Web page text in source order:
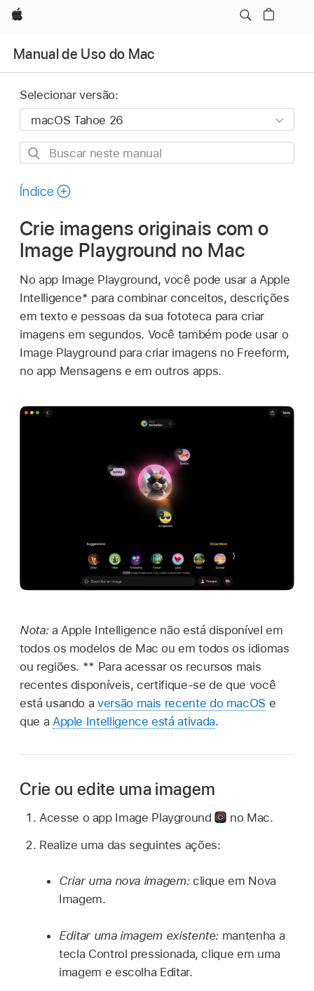
Apple
Manual de Uso do Mac
Selecionar versão:
Buscar
manual
Índice
Crie imagens originais com o
Image Playground no Mac
No app Image Playground, você pode usar a Apple
Intelligence* para combinar conceitos, descrições
em texto e pessoas da sua fototeca para criar
imagens em segundos. Você também pode usar o
Image Playground para criar imagens no Freeform,
no app Mensagens e em outros apps.
Nota: a Apple Intelligence não está disponível em
todos os modelos de Mac ou em todos os idiomas
ou regiões. ** Para acessar os recursos mais
recentes disponíveis, certifique-se de que você
está usando aversão mais recente do macOS e
que a Apple Intelligence está ativada.
Crie ou edite uma imagem
Acesse o app Image Playground
no Mac.
Realize uma das seguintes ações:
Criar uma nova imagem:clique em Nova
Imagem.
Editar uma imagem existente: mantenha a
tecla Control pressionada, clique em uma
imagem e escolha Editar.